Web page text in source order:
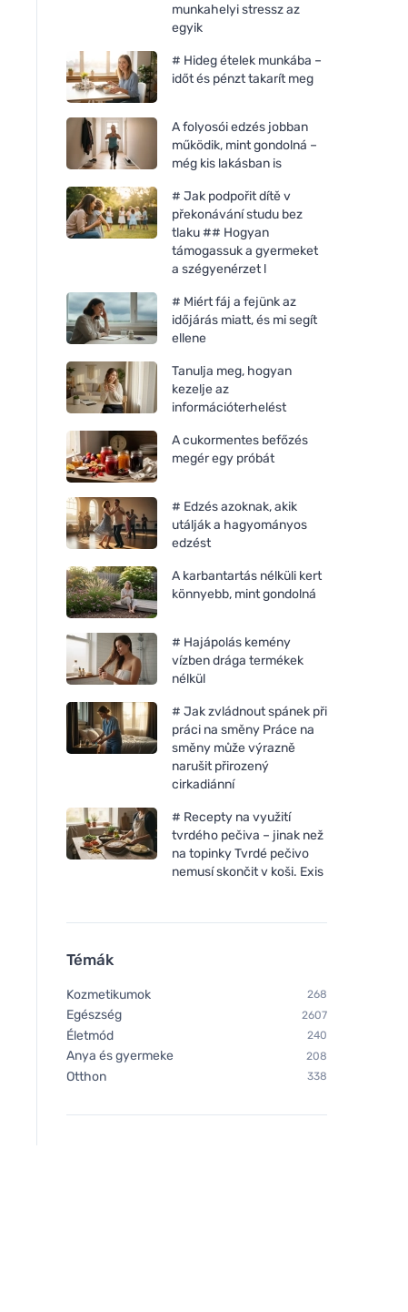
Bombus Raw energy
Cocoa&coconut 50g
Neobotanics
érrendszer
munkahelyi stressz az
egyik
# Hideg ételek munkába –
időt és pénzt takarít meg
A folyosói edzés jobban
működik, mint gondolná –
még kis lakásban is
# Jak podpořit dítě v
překonávání studu bez
tlaku ## Hogyan
támogassuk a gyermeket
a szégyenérzet l
# Miért fáj a fejünk az
időjárás miatt, és mi segít
ellene
Tanulja meg, hogyan
kezelje az
információterhelést
A cukormentes befőzés
megér egy próbát
# Edzés azoknak, akik
utálják a hagyományos
edzést
A karbantartás nélküli kert
könnyebb, mint gondolná
# Hajápolás kemény
vízben drága termékek
nélkül
# Jak zvládnout spánek při
práci na směny Práce na
směny může výrazně
narušit přirozený
cirkadiánní
# Recepty na využití
tvrdého pečiva – jinak než
na topinky Tvrdé pečivo
nemusí skončit v koši. Exis
Témák
Kozmetikumok 268
Egészség 2607
Életmód 240
Anya és gyermeke 208
Otthon 338